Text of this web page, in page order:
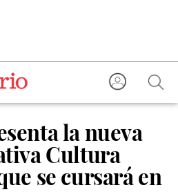
la nueva
Cultura
se cursará en